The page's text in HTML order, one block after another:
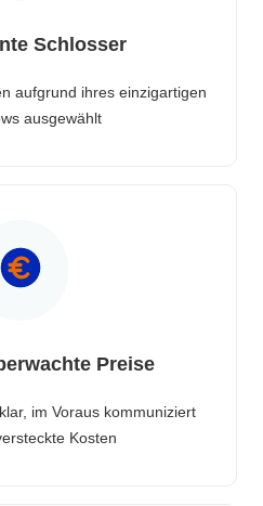
Schlosser
aufgrund ihres einzigartigen
ausgewählt
Preise
im Voraus kommuniziert
Kosten